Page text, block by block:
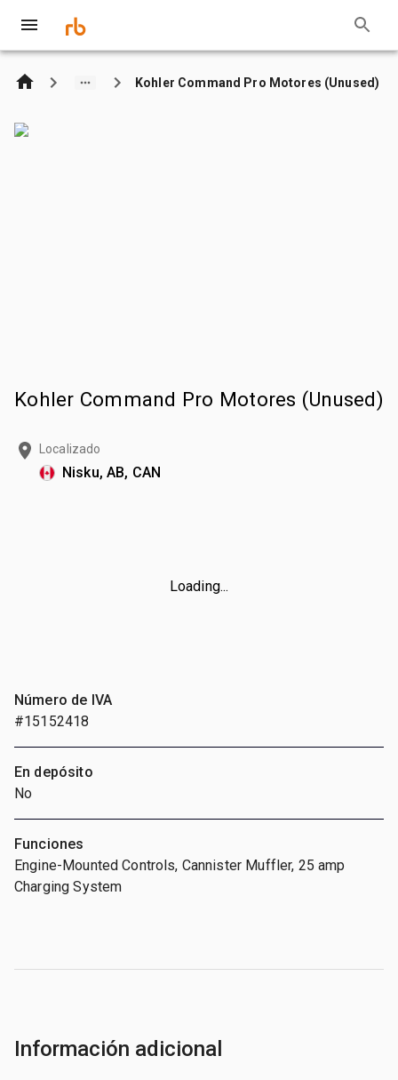
Kohler Command Pro Motores (Unused)
Kohler Command Pro Motores (Unused)
Localizado
Nisku, AB, CAN
Loading...
Número de IVA
#15152418
En depósito
No
Funciones
Engine-Mounted Controls, Cannister Muffler, 25 amp
Charging System
Información adicional